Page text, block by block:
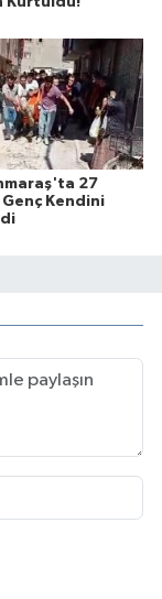
27
Genç Kendini